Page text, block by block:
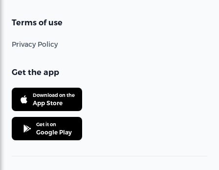
Terms of use
Privacy Policy
Get the app
Download on the
App Store
Get it on
Google Play